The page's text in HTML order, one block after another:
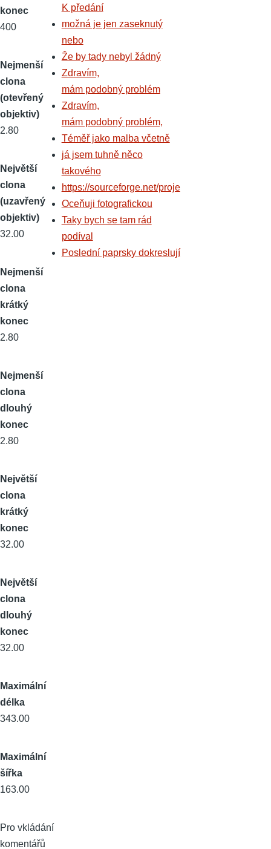
konec
400
Nejmenší
clona
(otevřený
objektiv)
2.80
Největší
clona
(uzavřený
objektiv)
32.00
Nejmenší
clona
krátký
konec
2.80
Nejmenší
clona
dlouhý
konec
2.80
Největší
clona
krátký
konec
32.00
Největší
clona
dlouhý
konec
32.00
Maximální
délka
343.00
Maximální
šířka
163.00
Pro vkládání
komentářů
K předání
možná je jen zaseknutý
nebo
Že by tady nebyl žádný
Zdravím,
mám podobný problém
Zdravím,
mám podobný problém,
Téměř jako malba včetně
já jsem tuhně něco
takového
https://sourceforge.net/proje
Oceňuji fotografickou
Taky bych se tam rád
podíval
Poslední paprsky dokreslují